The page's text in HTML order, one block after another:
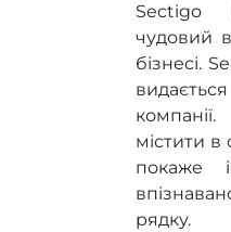
Sectigo
чудовий
бізнесі.
містити в
покаже
рядку.